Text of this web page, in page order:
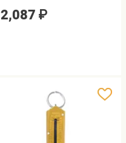
2,087 ₽